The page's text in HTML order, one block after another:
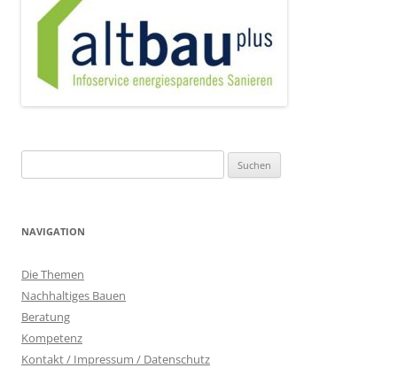
nach:
NAVIGATION
Die Themen
Nachhaltiges Bauen
Beratung
Kompetenz
Kontakt / Impressum / Datenschutz